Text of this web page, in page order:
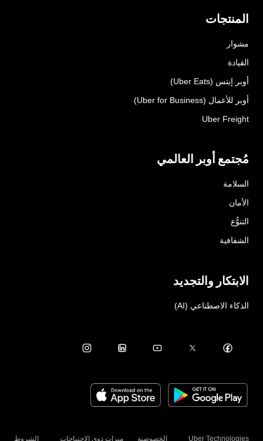
المنتجات
مشوار
القيادة
أوبر إيتس (Uber Eats)
أوبر للأعمال (Uber for Business)
Uber Freight
مُجتمع أوبر العالمي
السلامة
الأمان
التنوُّع
الشفافية
الابتكار والتجديد
الذكاء الاصطناعي (AI)
Uber Technologies الخصوصية ميزات ذوي الاحتياجات الشروط